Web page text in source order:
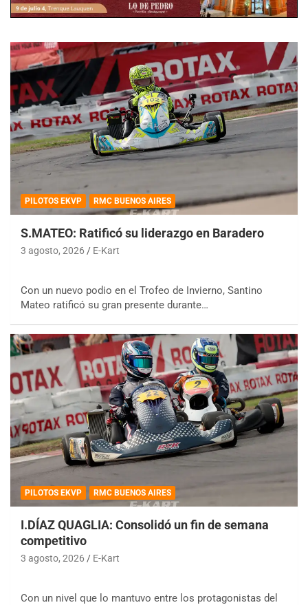
PILOTOS EKVP RMC BUENOS AIRES
S.MATEO: Ratificó su liderazgo en Baradero
3 agosto, 2026 E-Kart
Con un nuevo podio en el Trofeo de Invierno, Santino
Mateo ratificó su gran presente durante…
PILOTOS EKVP RMC BUENOS AIRES
I.DÍAZ QUAGLIA: Consolidó un fin de semana
competitivo
3 agosto, 2026 E-Kart
Con un nivel que lo mantuvo entre los protagonistas del